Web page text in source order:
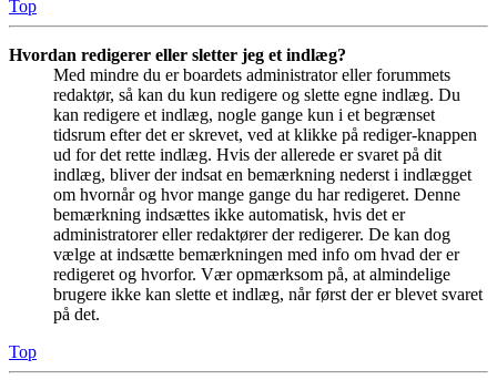
Top
Hvordan redigerer eller sletter jeg et indlæg?
Med mindre du er boardets administrator eller forummets
redaktør, så kan du kun redigere og slette egne indlæg. Du
kan redigere et indlæg, nogle gange kun i et begrænset
tidsrum efter det er skrevet, ved at klikke på rediger-knappen
ud for det rette indlæg. Hvis der allerede er svaret på dit
indlæg, bliver der indsat en bemærkning nederst i indlægget
om hvornår og hvor mange gange du har redigeret. Denne
bemærkning indsættes ikke automatisk, hvis det er
administratorer eller redaktører der redigerer. De kan dog
vælge at indsætte bemærkningen med info om hvad der er
redigeret og hvorfor. Vær opmærksom på, at almindelige
brugere ikke kan slette et indlæg, når først der er blevet svaret
på det.
Top